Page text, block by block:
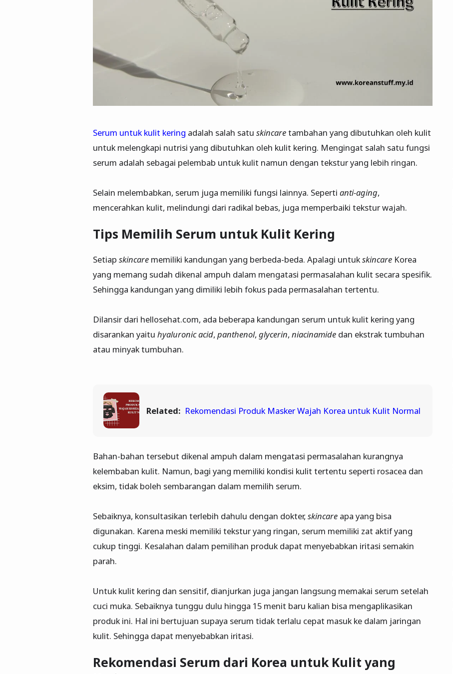
Serum untuk kulit kering adalah salah satu skincaretambahan yang dibutuhkan oleh kulit
untuk melengkapi nutrisi yang dibutuhkan oleh kulit kering. Mengingat salah satu fungsi
serum adalah sebagai pelembab untuk kulit namun dengan tekstur yang lebih ringan.
Selain melembabkan, serum juga memiliki fungsi lainnya. Seperti anti-aging,
mencerahkan kulit, melindungi dari radikal bebas, juga memperbaiki tekstur wajah.
Tips Memilih Serum untuk Kulit Kering
Setiap skincare memiliki kandungan yang berbeda-beda. Apalagi untukskincare Korea
yang memang sudah dikenal ampuh dalam mengatasi permasalahan kulit secara spesifik.
Sehingga kandungan yang dimiliki lebih fokus pada permasalahan tertentu.
Dilansir dari hellosehat.com, ada beberapa kandungan serum untuk kulit kering yang
disarankan yaitu hyaluronic acid, panthenol, glycerin, niacinamide dan ekstrak tumbuhan
atau minyak tumbuhan.
Related: Rekomendasi Produk Masker Wajah Korea untuk Kulit Normal
Bahan-bahan tersebut dikenal ampuh dalam mengatasi permasalahan kurangnya
kelembaban kulit. Namun, bagi yang memiliki kondisi kulit tertentu seperti rosacea dan
eksim, tidak boleh sembarangan dalam memilih serum.
Sebaiknya, konsultasikan terlebih dahulu dengan dokter,skincare apa yang bisa
digunakan. Karena meski memiliki tekstur yang ringan, serum memiliki zat aktif yang
cukup tinggi. Kesalahan dalam pemilihan produk dapat menyebabkan iritasi semakin
parah.
Untuk kulit kering dan sensitif, dianjurkan juga jangan langsung memakai serum setelah
cuci muka. Sebaiknya tunggu dulu hingga 15 menit baru kalian bisa mengaplikasikan
produk ini. Hal ini bertujuan supaya serum tidak terlalu cepat masuk ke dalam jaringan
kulit. Sehingga dapat menyebabkan iritasi.
Rekomendasi Serum dari Korea untuk Kulit yang